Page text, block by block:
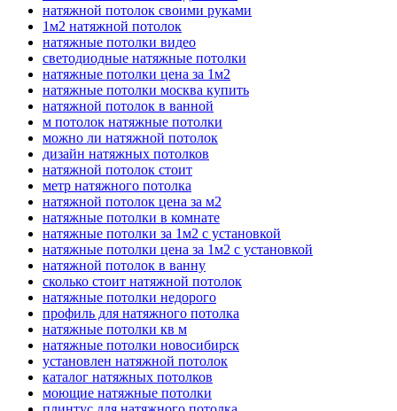
натяжной потолок своими руками
1м2 натяжной потолок
натяжные потолки видео
светодиодные натяжные потолки
натяжные потолки цена за 1м2
натяжные потолки москва купить
натяжной потолок в ванной
м потолок натяжные потолки
можно ли натяжной потолок
дизайн натяжных потолков
натяжной потолок стоит
метр натяжного потолка
натяжной потолок цена за м2
натяжные потолки в комнате
натяжные потолки за 1м2 с установкой
натяжные потолки цена за 1м2 с установкой
натяжной потолок в ванну
сколько стоит натяжной потолок
натяжные потолки недорого
профиль для натяжного потолка
натяжные потолки кв м
натяжные потолки новосибирск
установлен натяжной потолок
каталог натяжных потолков
моющие натяжные потолки